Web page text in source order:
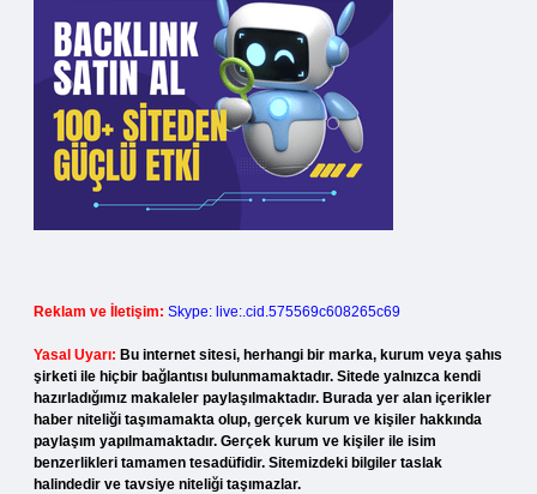
Reklam ve İletişim: Skype: live:.cid.575569c608265c69
Yasal Uyarı: Bu internet sitesi, herhangi bir marka, kurum veya şahıs
şirketi ile hiçbir bağlantısı bulunmamaktadır. Sitede yalnızca kendi
hazırladığımız makaleler paylaşılmaktadır. Burada yer alan içerikler
haber niteliği taşımamakta olup, gerçek kurum ve kişiler hakkında
paylaşım yapılmamaktadır. Gerçek kurum ve kişiler ile isim
benzerlikleri tamamen tesadüfidir. Sitemizdeki bilgiler taslak
halindedir ve tavsiye niteliği taşımazlar.